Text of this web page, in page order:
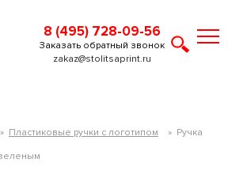
8 (495) 728-09-56
zakaz@stolitsaprint.ru
Заказать обратный звонок
» Пластиковые ручки с логотипом » Ручка